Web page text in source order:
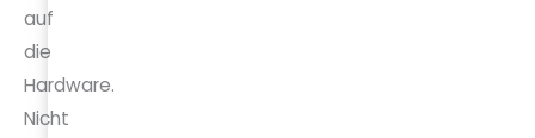
auf
die
Hardware.
Nicht